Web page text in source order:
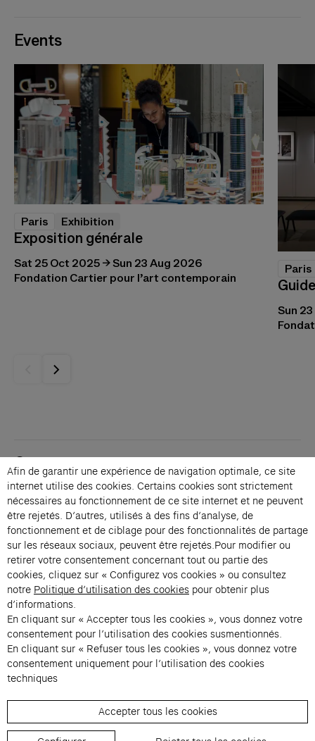
Events
Paris Exhibition
Exposition générale
Sat 25 Oct 2025 → Sun 23 Aug 2026
Fondation Cartier pour l’art contemporain
Paris
Sun
Contacts
Membership
Press
Private events
Change language 
Subscribe to our newsletter
Fondation Cartier uses your email address to send you its newsletter.
You can unsubscribe at any time using the unsubscribe link. For more
information, see our privacy policy.
Instagram (opens in a new tab)
Facebook (opens in a new tab)
Pinterest (opens in a new tab)
Youtube (opens in a new tab)
Spotify (opens in a new tab)
LinkedIn (opens in a new tab)
Google Arts & Culture (opens in a new tab)
© 2026 Fondation Cartier
Afin de garantir une expérience de navigation optimale, ce site
internet utilise des cookies. Certains cookies sont strictement
nécessaires au fonctionnement de ce site internet et ne peuvent
être rejetés. D’autres, utilisés à des fins d’analyse, de
fonctionnement et de ciblage pour des fonctionnalités de partage
sur les réseaux sociaux, peuvent être rejetés.Pour modifier ou
retirer votre consentement concernant tout ou partie des
cookies, cliquez sur « Configurez vos cookies » ou consultez
notre Politique d’utilisation des cookies pour obtenir plus
d’informations.
En cliquant sur « Accepter tous les cookies », vous donnez votre
consentement pour l’utilisation des cookies susmentionnés.
En cliquant sur « Refuser tous les cookies », vous donnez votre
consentement uniquement pour l’utilisation des cookies
techniques
Accepter tous les cookies